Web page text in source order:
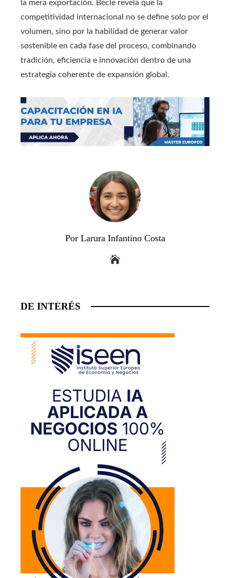
la mera exportación. Becle revela que la
competitividad internacional no se define solo por el
volumen, sino por la habilidad de generar valor
sostenible en cada fase del proceso, combinando
tradición, eficiencia e innovación dentro de una
estrategia coherente de expansión global.
Por Larura Infantino Costa
DE INTERÉS